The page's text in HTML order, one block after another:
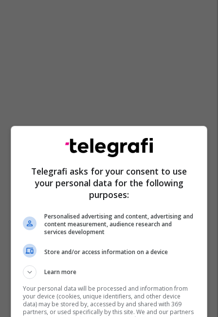
Telegrafi asks for your consent to use
your personal data for the following
purposes:
Personalised advertising and content, advertising and
content measurement, audience research and
services development
Store and/or access information on a device
Learn more
Your personal data will be processed and information from
your device (cookies, unique identifiers, and other device
data) may be stored by, accessed by and shared with 369
partners, or used specifically by this site. We and our partners